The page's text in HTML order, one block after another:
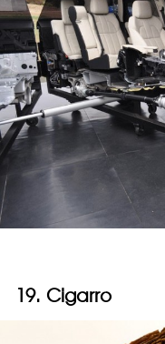
19. Cigarro